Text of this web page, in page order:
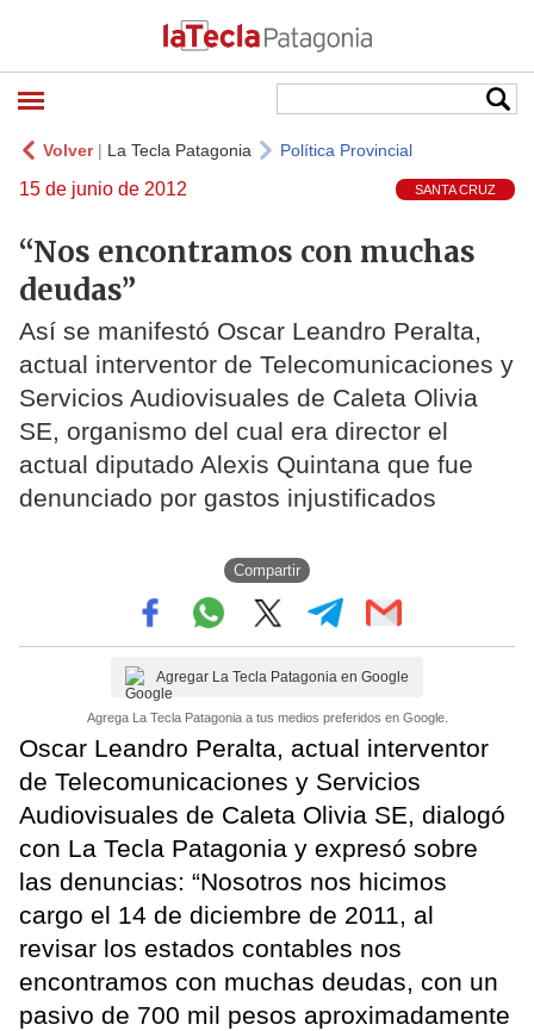
Volver| La Tecla Patagonia Política Provincial
15 de junio de 2012 SANTA CRUZ
“Nos encontramos con muchas
deudas”
Así se manifestó Oscar Leandro Peralta,
actual interventor de Telecomunicaciones y
Servicios Audiovisuales de Caleta Olivia
SE, organismo del cual era director el
actual diputado Alexis Quintana que fue
denunciado por gastos injustificados
Compartir
Agregar La Tecla Patagonia en Google
Agrega La Tecla Patagonia a tus medios preferidos en Google.
Oscar Leandro Peralta, actual interventor
de Telecomunicaciones y Servicios
Audiovisuales de Caleta Olivia SE, dialogó
con La Tecla Patagonia y expresó sobre
las denuncias: “Nosotros nos hicimos
cargo el 14 de diciembre de 2011, al
revisar los estados contables nos
encontramos con muchas deudas, con un
pasivo de 700 mil pesos aproximadamente